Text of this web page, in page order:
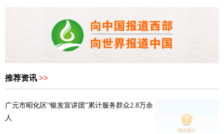
推荐资讯 >>
广元市昭化区“银发宣讲团”累计服务群众2.8万余
人